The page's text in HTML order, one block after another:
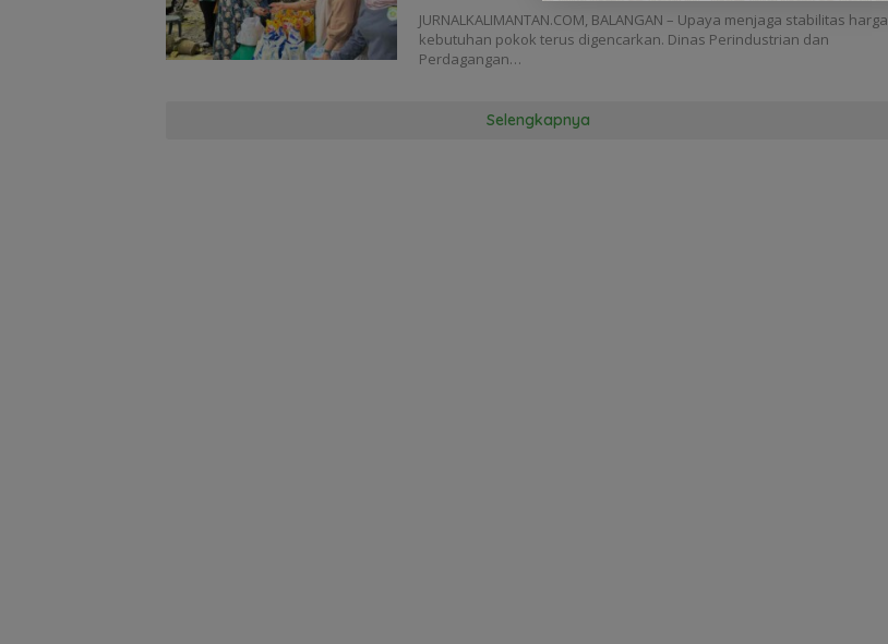
JURNALKALIMANTAN.COM, BALANGAN – Upaya menjaga stabilitas harga
kebutuhan pokok terus digencarkan. Dinas Perindustrian dan
Perdagangan…
Selengkapnya